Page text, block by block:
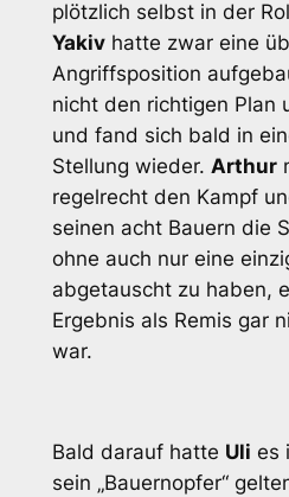
plötzlich selbst in der
Yakivhatte zwar eine
Angriffsposition
nicht den richtigen Plan
und fand sich bald in
Stellung wieder. Arthur
regelrecht den Kampf
seinen acht Bauern die
ohne auch nur eine
abgetauscht zu haben,
Ergebnis als Remis gar
war.
Bald darauf hatte Uli es
sein „Bauernopfer“